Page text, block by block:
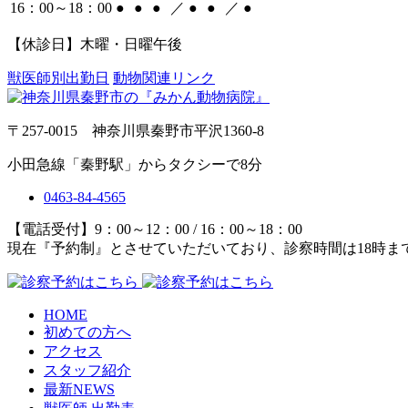
16：00～18：00 ● ● ● ／ ● ● ／ ●
【休診日】木曜・日曜午後
獣医師別出勤日 動物関連リンク
〒257-0015 神奈川県秦野市平沢1360-8
小田急線「秦野駅」からタクシーで8分
0463-84-4565
【電話受付】9：00～12：00 / 16：00～18：00
現在『予約制』とさせていただいており、診察時間は18時ま
HOME
初めての方へ
アクセス
スタッフ紹介
最新NEWS